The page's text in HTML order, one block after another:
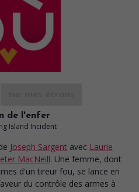
de l'enfer
Island Incident
Joseph Sargent avec Laurie
MacNeill. Une femme, dont
d'un tireur fou, se lance en
du contrôle des armes à